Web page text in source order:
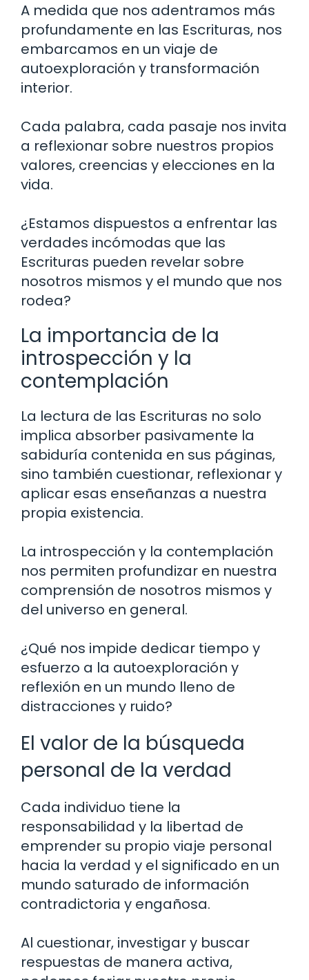
A medida que nos adentramos más
profundamente en las Escrituras, nos
embarcamos en un viaje de
autoexploración y transformación
interior.
Cada palabra, cada pasaje nos invita
a reflexionar sobre nuestros propios
valores, creencias y elecciones en la
vida.
¿Estamos dispuestos a enfrentar las
verdades incómodas que las
Escrituras pueden revelar sobre
nosotros mismos y el mundo que nos
rodea?
La importancia de la
introspección y la
contemplación
La lectura de las Escrituras no solo
implica absorber pasivamente la
sabiduría contenida en sus páginas,
sino también cuestionar, reflexionar y
aplicar esas enseñanzas a nuestra
propia existencia.
La introspección y la contemplación
nos permiten profundizar en nuestra
comprensión de nosotros mismos y
del universo en general.
¿Qué nos impide dedicar tiempo y
esfuerzo a la autoexploración y
reflexión en un mundo lleno de
distracciones y ruido?
El valor de la búsqueda
personal de la verdad
Cada individuo tiene la
responsabilidad y la libertad de
emprender su propio viaje personal
hacia la verdad y el significado en un
mundo saturado de información
contradictoria y engañosa.
Al cuestionar, investigar y buscar
respuestas de manera activa,